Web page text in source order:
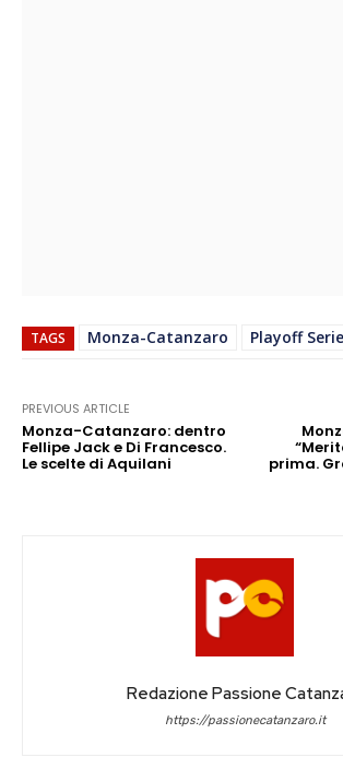
TAGS Monza-Catanzaro Playoff
PREVIOUS ARTICLE
Monza-Catanzaro: dentro
Fellipe Jack e Di Francesco.
Le scelte di Aquilani prima.
Redazione Passione
https://passionecatanzaro.it